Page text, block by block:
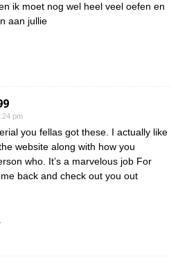
ik moet nog wel heel veel oefen en
aan jullie
pm
you fellas got these. I actually like
website along with how you
who. It’s a marvelous job For
back and check out you out
.